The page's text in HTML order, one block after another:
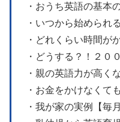
・おうち英語の基本
・いつから始められ
・どれくらい時間が
・どうする？！２０
・親の英語力が高く
・お金をかけなくて
・我が家の実例【毎